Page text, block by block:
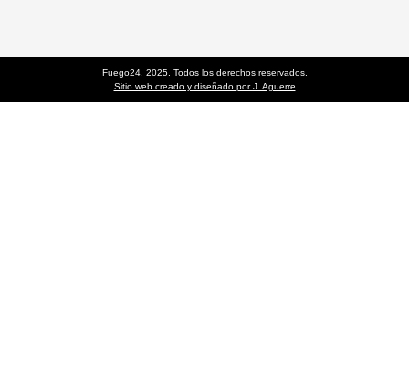
Fuego24. 2025. Todos los derechos reservados.
Sitio web creado y diseñado por J. Aguerre